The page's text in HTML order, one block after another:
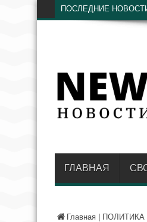
ПОСЛЕДНИЕ
ГЛАВНАЯ
Главная ПОЛИТИКА